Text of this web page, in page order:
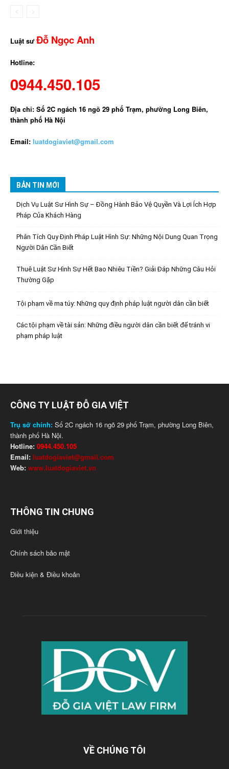
Luật sưĐỗ Ngọc Anh
Hotline:
0944.450.105
Địa chỉ: Số 2C ngách 16 ngõ 29 phố Trạm, phường Long Biên,
thành phố Hà Nội
Email: luatdogiaviet@gmail.com
BẢN TIN MỚI
Dịch Vụ Luật Sư Hình Sự – Đồng Hành Bảo Vệ Quyền Và Lợi Ích Hợp
Pháp Của Khách Hàng
Phân Tích Quy Định Pháp Luật Hình Sự: Những Nội Dung Quan Trọng
Người Dân Cần Biết
Thuê Luật Sư Hình Sự Hết Bao Nhiêu Tiền? Giải Đáp Những Câu Hỏi
Thường Gặp
Tội phạm về ma túy: Những quy định pháp luật người dân cần biết
Các tội phạm về tài sản: Những điều người dân cần biết để tránh vi
phạm pháp luật
CÔNG TY LUẬT ĐỖ GIA VIỆT
Trụ sở chính: Số 2C ngách 16 ngõ 29 phố Trạm, phường Long Biên,
thành phố Hà Nội.
Hotline: 0944.450.105
Email: luatdogiaviet@gmail.com
Web: www.luatdogiaviet.vn
THÔNG TIN CHUNG
Giới thiệu
Chính sách bảo mật
Điều kiện & Điều khoản
VỀ CHÚNG TÔI